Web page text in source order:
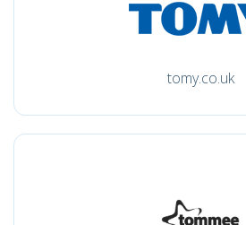
tomy.co.uk